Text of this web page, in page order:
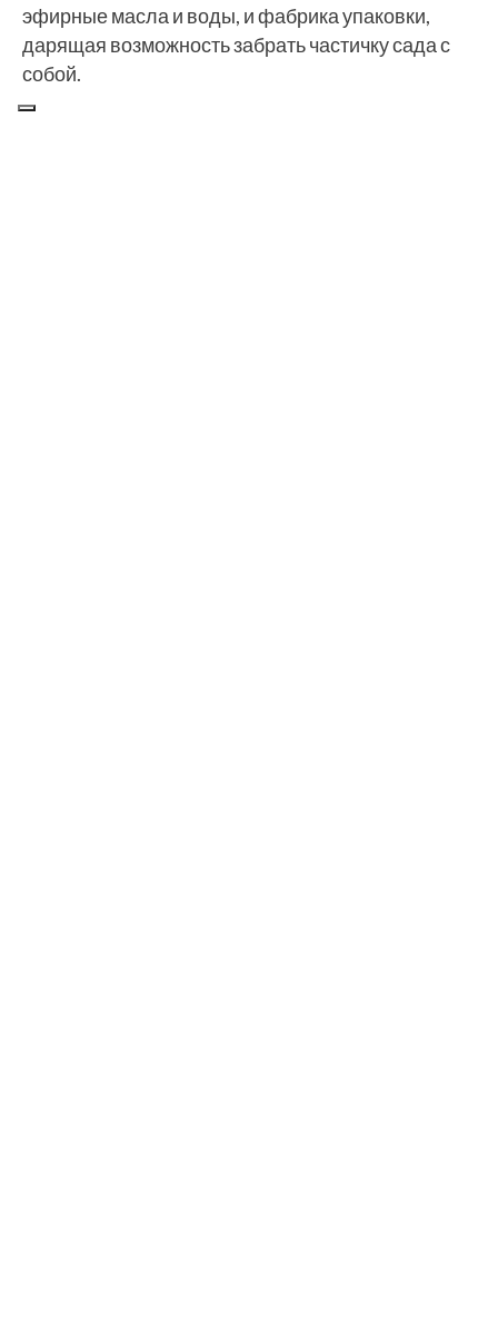
эфирные масла и воды, и фабрика упаковки,
дарящая возможность забрать частичку сада с
собой.